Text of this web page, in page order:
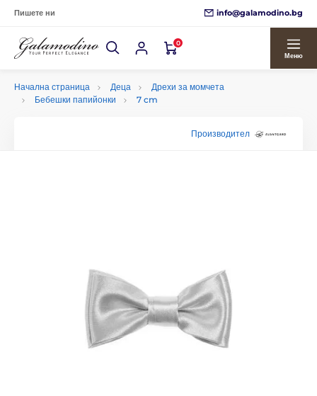
Пишете ни info@galamodino.bg
0
Меню
Начална страница Деца
Дрехи за момчета
Бебешки папийонки
7 cm
Производител